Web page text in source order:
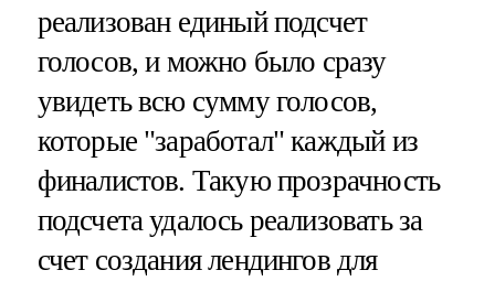
реализован единый подсчет
голосов, и можно было сразу
увидеть всю сумму голосов,
которые "заработал" каждый из
финалистов. Такую прозрачность
подсчета удалось реализовать за
счет создания лендингов для